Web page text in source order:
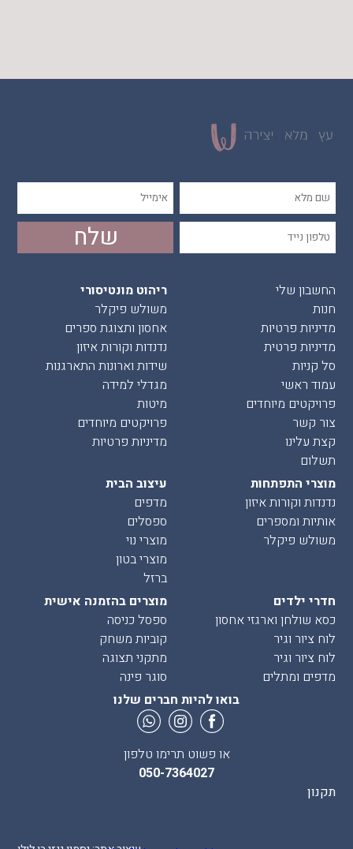
החשבון שלי
חנות
מדיניות פרטיות
מדיניות פרטית
סל קניות
עמוד ראשי
פרויקטים מיוחדים
צור קשר
קצת עלינו
תשלום
ריהוט מונטיסורי
משולש פיקלר
אחסון ותצוגת ספרים
נדנדות וקורות איזון
שידות וארונות התארגנות
מגדלי למידה
מיטות
פרויקטים מיוחדים
מדיניות פרטיות
מוצרי התפתחות
נדנדות וקורות איזון
אותיות ומספרים
משולש פיקלר
עיצוב הבית
מדפים
ספסלים
מוצרי נוי
מוצרי בטון
ברזל
חדרי ילדים
כסא שולחן וארגזי אחסון
לוח ציור וגיר
לוח ציור וגיר
מדפים ומתלים
מוצרים בהזמנה אישית
ספסל כניסה
קוביות משחק
מתקני תצוגה
סוגר פינה
בואו להיות חברים שלנו
או פשוט תרימו טלפון
050-7364027
תקנון